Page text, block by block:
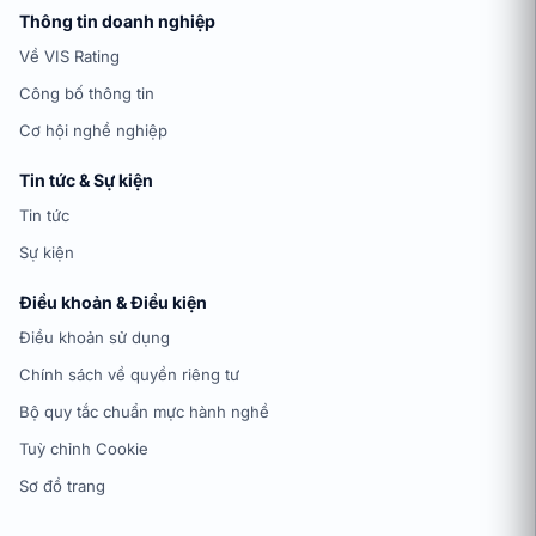
Thông tin doanh nghiệp
Về VIS Rating
Công bố thông tin
Cơ hội nghề nghiệp
Tin tức & Sự kiện
Tin tức
Sự kiện
Điều khoản & Điều kiện
Điều khoản sử dụng
Chính sách về quyền riêng tư
Bộ quy tắc chuẩn mực hành nghề
Tuỳ chỉnh Cookie
Sơ đồ trang